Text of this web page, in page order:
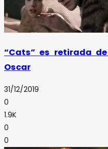
“Cats” es retirada
Oscar
31/12/2019
0
1.9K
0
0